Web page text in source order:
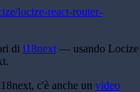
locize-react-router-
di i18next — usando Locize
c'è anche un video